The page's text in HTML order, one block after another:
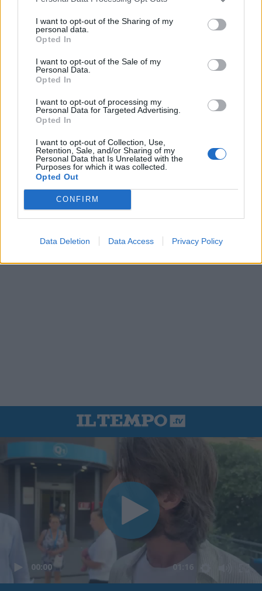
I want to opt-out of the Sharing of my
personal data.
Opted In
I want to opt-out of the Sale of my
Personal Data.
Opted In
I want to opt-out of processing my
Personal Data for Targeted Advertising.
Opted In
I want to opt-out of Collection, Use,
Retention, Sale, and/or Sharing of my
Personal Data that Is Unrelated with the
Purposes for which it was collected.
Opted Out
CONFIRM
Data Deletion Data Access Privacy Policy
00:00 01:16